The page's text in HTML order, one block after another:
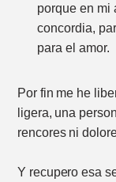
porque en mi
concordia,
para el amor.
Por fin me he
ligera, una
rencores ni
Y recupero esa